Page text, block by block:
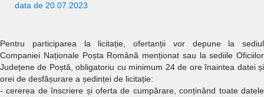
data de 20.07.2023
Pentru participarea la licitație, ofertanții vor depune la sediul
Companiei Naționale Poșta Română menționat sau la sediile Oficiilor
Județene de Poștă, obligatoriu cu minimum 24 de ore înaintea datei și
orei de desfășurare a ședinței de licitație:
- cererea de înscriere și oferta de cumpărare, conținând toate datele